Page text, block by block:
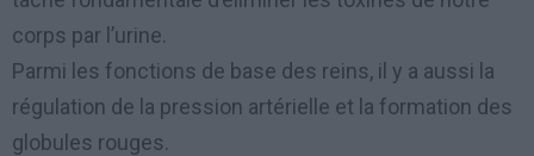
corps par l’urine.
Parmi les fonctions de base des reins, il y a aussi la
régulation de la pression artérielle et la formation des
globules rouges.